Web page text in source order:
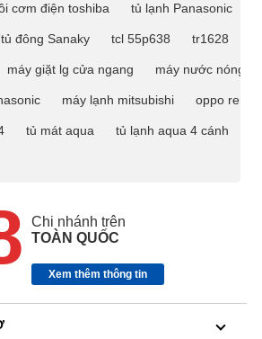
cơm điện toshiba tủ lạnh Panasonic
tủ đông Sanaky tcl 55p638 tr1628
máy giặt lg cửa ngang máy nước nóng
máy lạnh mitsubishi oppo reno
tủ mát aqua tủ lạnh aqua 4 cánh
Chi nhánh trên
TOÀN QUỐC
Xem thêm thông tin